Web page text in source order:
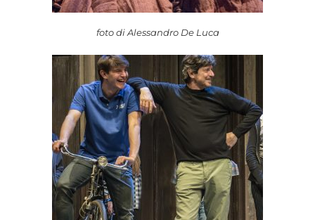
foto di Alessandro De Luca